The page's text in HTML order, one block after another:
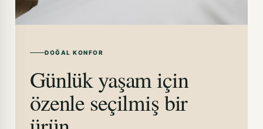
DOĞAL KONFOR
Günlük yaşam için
özenle seçilmiş bir